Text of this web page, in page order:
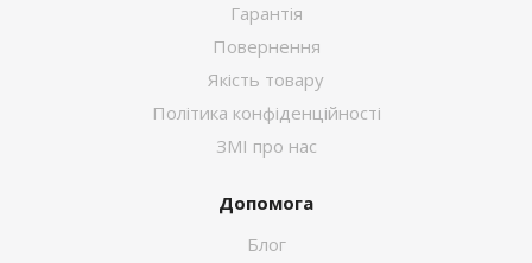
Гарантія
Повернення
Якість товару
Політика конфіденційності
ЗМІ про нас
Допомога
Блог